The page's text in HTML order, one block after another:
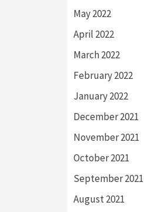
May 2022
April 2022
March 2022
February 2022
January 2022
December 2021
November 2021
October 2021
September 2021
August 2021